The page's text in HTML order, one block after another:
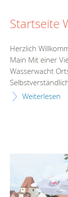
Startseite
Herzlich
Main Mit einer
Wasserwacht
Weiterlesen